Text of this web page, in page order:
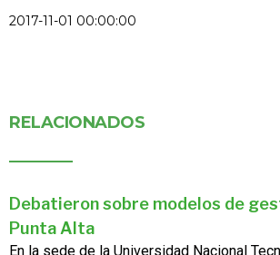
2017-11-01 00:00:00
RELACIONADOS
Debatieron sobre modelos de
Punta Alta
En la sede de la Universidad Nacional